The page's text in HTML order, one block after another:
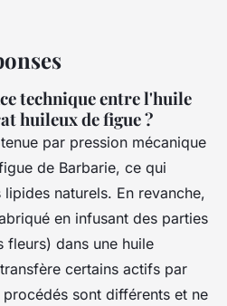
technique entre l'huile
huileux de figue ?
par pression mécanique
de Barbarie, ce qui
naturels. En revanche,
en infusant des parties
fleurs) dans une huile
certains actifs par
sont différents et ne